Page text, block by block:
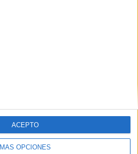
MÁS OPCIONES
ACEPTO